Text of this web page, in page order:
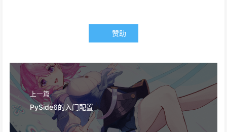
赞助
上一篇
PySide6的入门配置